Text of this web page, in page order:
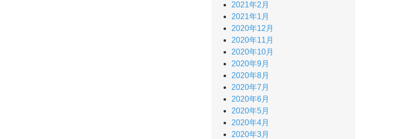
2021年2月
2021年1月
2020年12月
2020年11月
2020年10月
2020年9月
2020年8月
2020年7月
2020年6月
2020年5月
2020年4月
2020年3月